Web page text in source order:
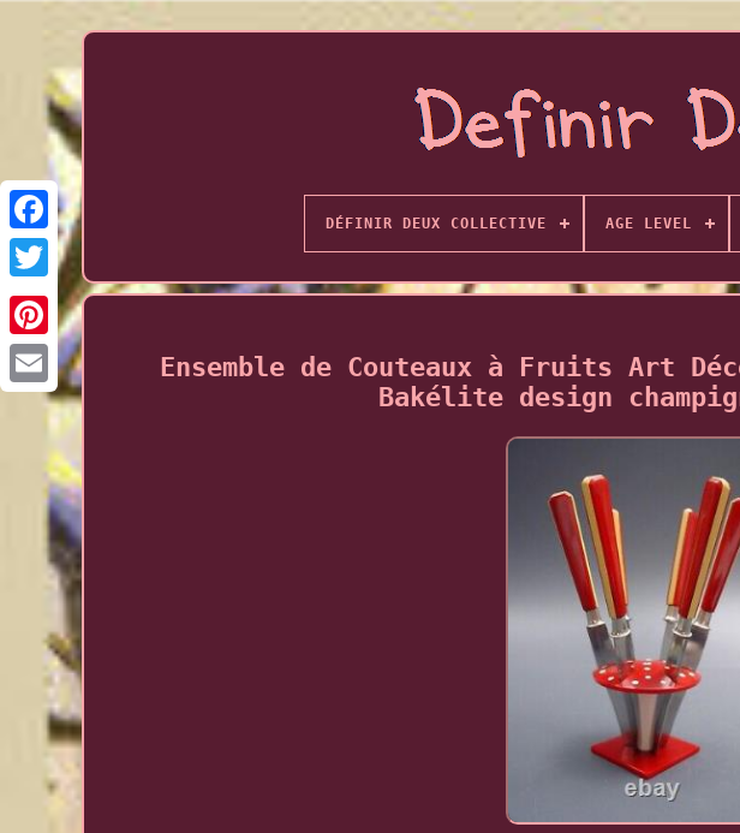
DÉFINIR DEUX COLLECTIVE AGE LEVEL
Ensemble de Couteaux à Fruits Art
Bakélite design